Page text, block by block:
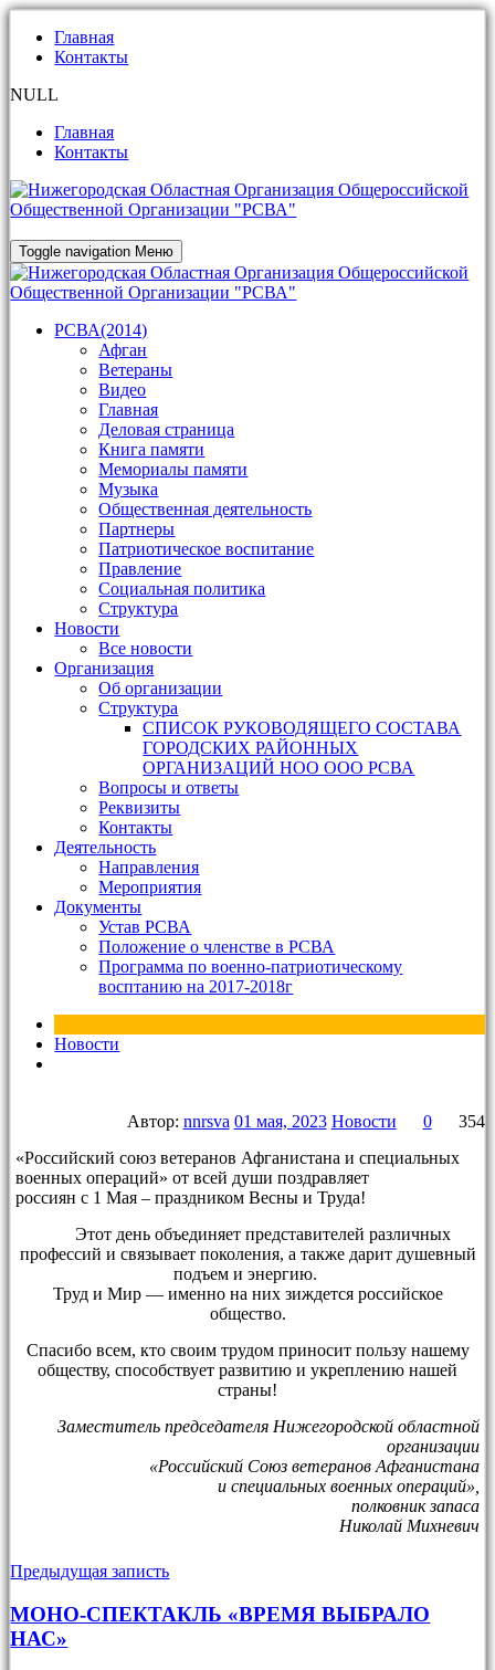
Главная
Контакты
NULL
Главная
Контакты
Toggle navigation Меню
РСВА(2014)
Афган
Ветераны
Видео
Главная
Деловая страница
Книга памяти
Мемориалы памяти
Музыка
Общественная деятельность
Партнеры
Патриотическое воспитание
Правление
Социальная политика
Структура
Новости
Все новости
Организация
Об организации
Структура
СПИСОК РУКОВОДЯЩЕГО СОСТАВА
ГОРОДСКИХ РАЙОННЫХ
ОРГАНИЗАЦИЙ НОО ООО РСВА
Вопросы и ответы
Реквизиты
Контакты
Деятельность
Направления
Мероприятия
Документы
Устав РСВА
Положение о членстве в РСВА
Программа по военно-патриотическому
восптанию на 2017-2018г
Новости
Автор: nnrsva 01 мая, 2023 Новости 0
354
«Российский союз ветеранов Афганистана и специальных
военных операций» от всей души поздравляет
россиян с 1 Мая – праздником Весны и Труда!
Этот день объединяет представителей различных
профессий и связывает поколения, а также дарит душевный
подъем и энергию.
Труд и Мир — именно на них зиждется российское
общество.
Спасибо всем, кто своим трудом приносит пользу нашему
обществу, способствует развитию и укреплению нашей
страны!
Заместитель председателя Нижегородской областной
организации
«Российский Союз ветеранов Афганистана
и специальных военных операций»,
полковник запаса
Николай Михневич
Предыдущая записть
МОНО-СПЕКТАКЛЬ «ВРЕМЯ ВЫБРАЛО
НАС»